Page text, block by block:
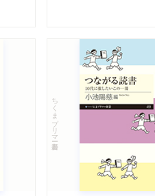
ちくまプリマー新書